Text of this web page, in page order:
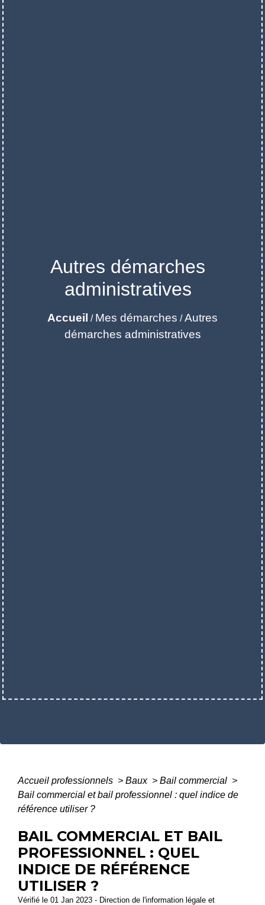
Autres démarches
administratives
Accueil / Mes démarches /Autres
démarches administratives
Accueil professionnels > Baux > Bail commercial >
Bail commercial et bail professionnel : quel indice de
référence utiliser ?
BAIL COMMERCIAL ET BAIL
PROFESSIONNEL : QUEL
INDICE DE RÉFÉRENCE
UTILISER ?
Vérifié le 01 Jan 2023 - Direction de l'information légale et